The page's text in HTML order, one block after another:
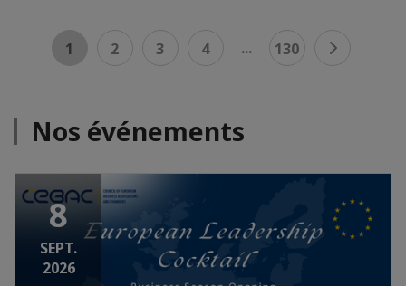
1 2 3 4 ... 130
Nos événements
8
SEPT.
2026